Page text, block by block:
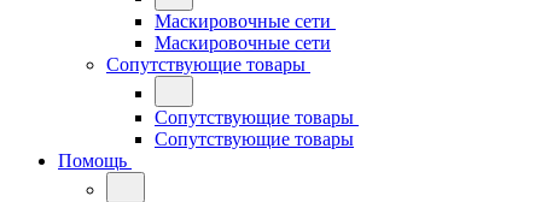
Маскировочные сети
Маскировочные сети
Сопутствующие товары
Сопутствующие товары
Сопутствующие товары
Помощь